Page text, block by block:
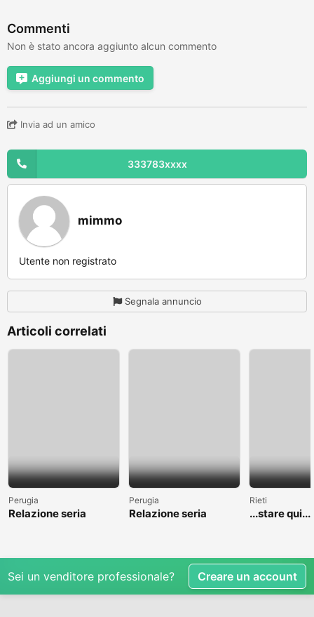
Commenti
Non è stato ancora aggiunto alcun commento
Aggiungi un commento
Invia ad un amico
333783xxxx
mimmo
Utente non registrato
Segnala annuncio
Articoli correlati
Perugia
Relazione seria
Perugia
Relazione seria
Rieti
...stare qui....
Sei un venditore professionale? Creare un account